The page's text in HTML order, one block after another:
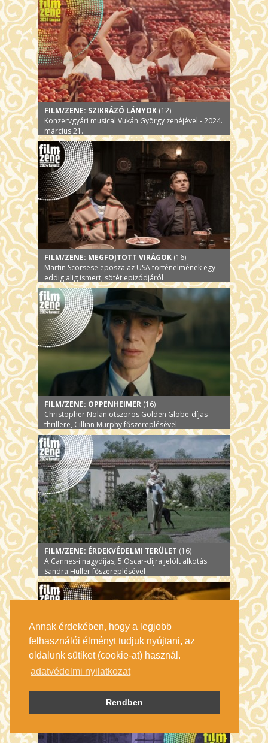
Annak érdekében, hogy a legjobb
felhasználói élményt tudjuk nyújtani, az
oldalunk sütiket (cookie-at) használ.
adatvédelmi nyilatkozat
Rendben
FILM/ZENE: SZIKRÁZÓ LÁNYOK (12)
Konzervgyári musical Vukán György zenéjével - 2024.
március 21.
FILM/ZENE: MEGFOJTOTT VIRÁGOK (16)
Martin Scorsese eposza az USA történelmének egy
eddig alig ismert, sötét epizódjáról
FILM/ZENE: OPPENHEIMER (16)
Christopher Nolan ötszörös Golden Globe-díjas
thrillere, Cillian Murphy főszereplésével
FILM/ZENE: ÉRDEKVÉDELMI TERÜLET (16)
A Cannes-i nagydíjas, 5 Oscar-díjra jelölt alkotás
Sandra Hüller főszereplésével
FILM/ZENE: SZEGÉNY PÁRÁK
Yorgos Lanthimos új filmje elképesztő történet Bella